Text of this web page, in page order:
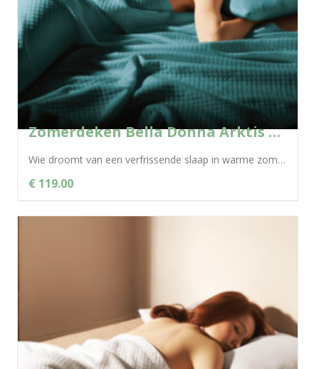
Zomerdeken Bella Donna Arktis – 0302
Wie droomt van een verfrissende slaap in warme zomernachten, kan gerust zijn ogen openen: de Bella Donna zomerdeken biedt dankzij de natuurlijke...
€ 119.00